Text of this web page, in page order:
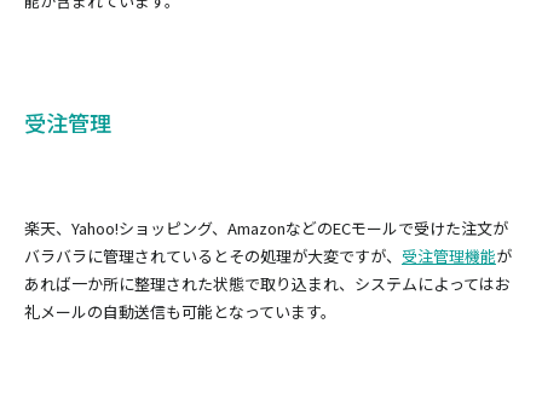
受注管理
楽天、Yahoo!ショッピング、AmazonなどのECモールで受けた注文が
バラバラに管理されているとその処理が大変ですが、 受注管理機能が
あれば一か所に整理された状態で取り込まれ、システムによってはお
礼メールの自動送信も可能となっています。